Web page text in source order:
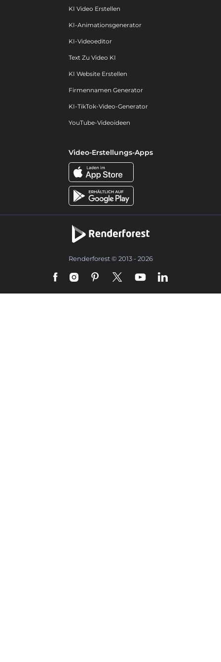
KI Video Erstellen
KI-Animationsgenerator
KI-Videoeditor
Text Zu Video KI
KI Website Erstellen
Firmennamen Generator
KI-TikTok-Video-Generator
YouTube-Videoideen
Video-Erstellungs-Apps
Renderforest © 2013 - 2026